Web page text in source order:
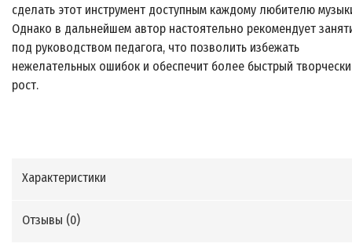
сделать этот инструмент доступным каждому любителю
Однако в дальнейшем автор настоятельно рекомендует
под руководством педагога, что позволить избежать
нежелательных ошибок и обеспечит более быстрый
рост.
Характеристики
Отзывы (0)